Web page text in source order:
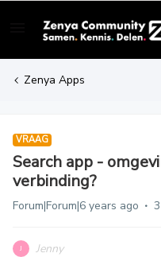
Zenya Apps
VRAAG
Search app -
verbinding?
Forum|Forum|6 years ago
J
Jenny